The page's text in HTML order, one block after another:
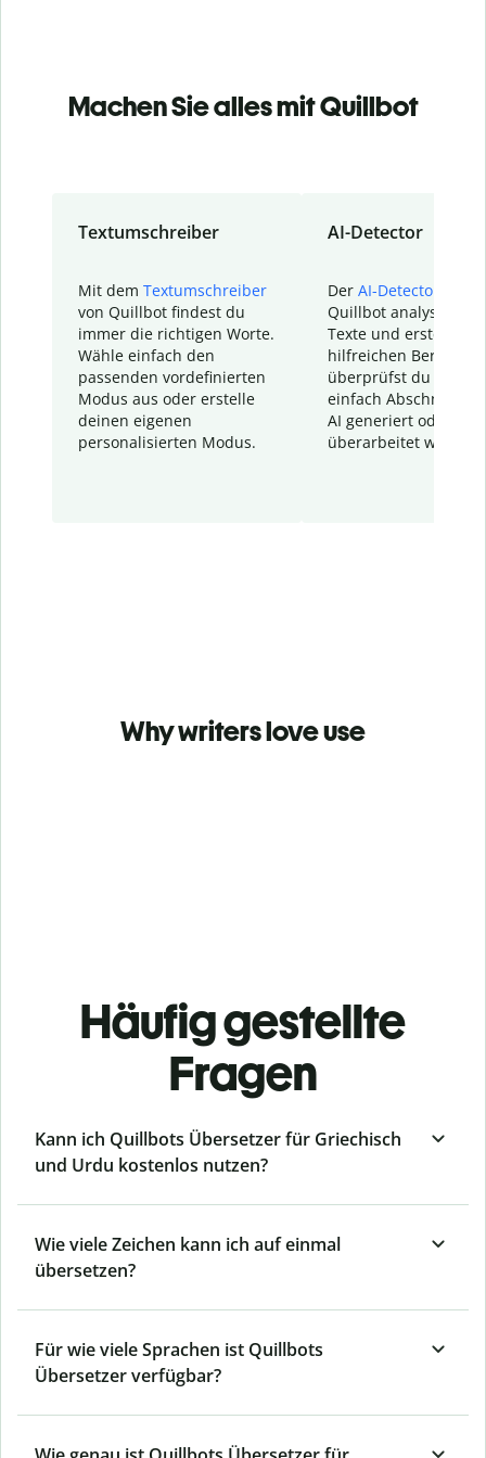
Machen Sie alles mit Quillbot
Textumschreiber
Mit dem Textumschreiber
von Quillbot findest du
immer die richtigen Worte.
Wähle einfach den
passenden vordefinierten
Modus aus oder erstelle
deinen eigenen
personalisierten Modus.
AI-Detector
Der AI-Detector
Quillbot analysiert
Texte und erstellt
hilfreichen Bericht.
überprüfst du
einfach Abschnitte,
AI generiert oder
überarbeitet wurden.
Why writers love use
Häufig gestellte
Fragen
Kann ich Quillbots Übersetzer für Griechisch
und Urdu kostenlos nutzen?
Wie viele Zeichen kann ich auf einmal
übersetzen?
Für wie viele Sprachen ist Quillbots
Übersetzer verfügbar?